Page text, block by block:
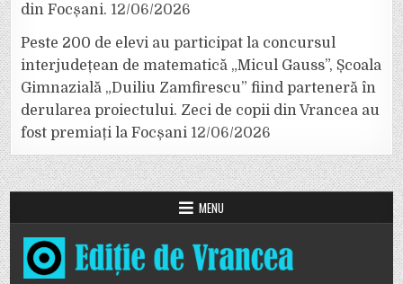
din Focșani. 12/06/2026
Peste 200 de elevi au participat la concursul
interjudețean de matematică „Micul Gauss”, Școala
Gimnazială „Duiliu Zamfirescu” fiind parteneră în
derularea proiectului. Zeci de copii din Vrancea au
fost premiați la Focșani 12/06/2026
MENU